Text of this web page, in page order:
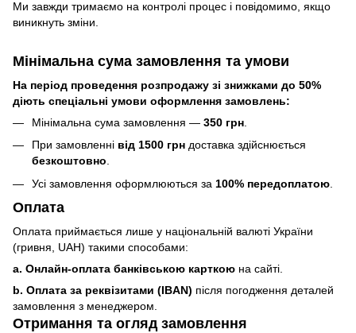
Ми завжди тримаємо на контролі процес і повідомимо, якщо
виникнуть зміни.
Мінімальна сума замовлення та умови
На період проведення розпродажу зі знижками до 50%
діють спеціальні умови оформлення замовлень:
Мінімальна сума замовлення — 350 грн
При замовленні від 1500 грн доставка здійснюється
безкоштовно.
Усі замовлення оформлюються за 100% передоплатою
Оплата
Оплата приймається лише у національній валюті України
(гривня, UAH) такими способами:
a. Онлайн-оплата банківською карткою на сайті.
b. Оплата за реквізитами (IBAN) після погодження деталей
замовлення з менеджером.
Отримання та огляд замовлення